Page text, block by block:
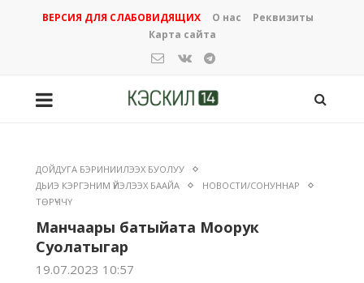
ВЕРСИЯ ДЛЯ СЛАБОВИДЯЩИХ О нас
Реквизиты
Карта сайта
ДОЙДУГА БЭРИНИИЛЭЭХ БУОЛУУ
ДЬИЭ КЭРГЭНИМ ҮЙЭЛЭЭХ БААЙА
НОВОСТИ/СОНУННАР
ТӨРҮЧЧҮ
Манчаары батыйата Моорук
Суолатыгар
19.07.2023 10:57